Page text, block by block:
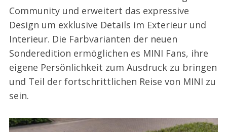
Community und erweitert das expressive
Design um exklusive Details im Exterieur und
Interieur. Die Farbvarianten der neuen
Sonderedition ermöglichen es MINI Fans, ihre
eigene Persönlichkeit zum Ausdruck zu bringen
und Teil der fortschrittlichen Reise von MINI zu
sein.